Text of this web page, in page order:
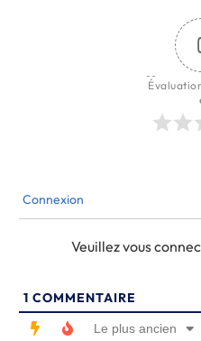
Connexion
Veuillez vous
1 COMMENTAIRE
Le plus ancien